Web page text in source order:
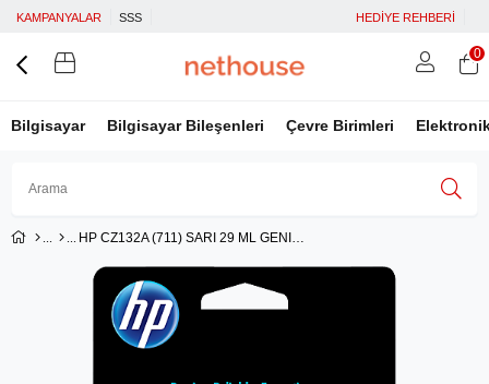
KAMPANYALAR SSS HEDİYE REHBERİ
Bilgisayar Bilgisayar Bileşenleri Çevre Birimleri
Üye Girişi Üye Ol
Google İle Bağlan
0
HP CZ132A (711) SARI 29 ML GENIS FORMAT MUREKKEP KARTUSU